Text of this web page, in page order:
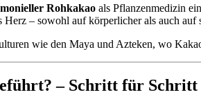
Rohkakao als Pflanzenmedizin
Herz – sowohl auf körperlicher als auch
wie den Maya und Azteken, wo
– Schritt für Schritt